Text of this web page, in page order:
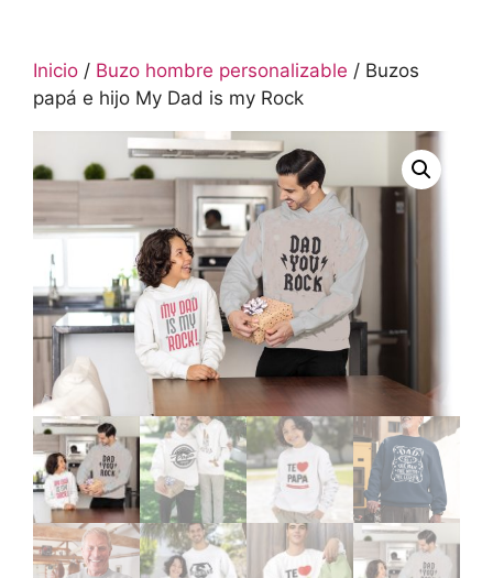
Inicio / Buzo hombre personalizable / Buzos
papá e hijo My Dad is my Rock